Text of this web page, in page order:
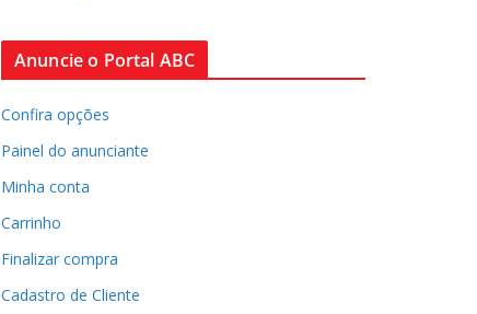
Anuncie o Portal ABC
Confira opções
Painel do anunciante
Minha conta
Carrinho
Finalizar compra
Cadastro de Cliente